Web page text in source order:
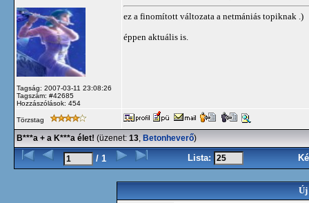
Tagság: 2007-03-11 23:08:26
Tagszám: #42685
Hozzászólások: 454
ez a finomított változata a netmániás topiknak .)
éppen aktuális is.
Törzstag
B***a + a K***a élet! (üzenet: 13, Betonheverő)
/ 1 Lista:
Új